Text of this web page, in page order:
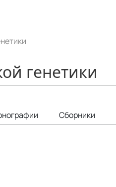
генетики
Сборники